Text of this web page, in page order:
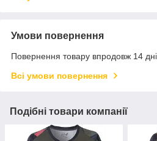
Умови повернення
Повернення товару впродовж 14
Всі умови повернення
Подібні товари компанії